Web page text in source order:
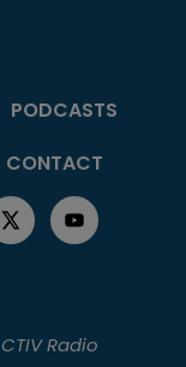
PODCASTS
CONTACT
Radio